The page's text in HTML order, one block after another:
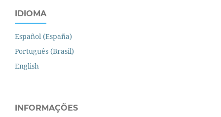
IDIOMA
Español (España)
Português (Brasil)
English
INFORMAÇÕES